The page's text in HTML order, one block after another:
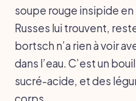
soupe rouge insipide
Russes lui trouvent,
bortsch n’a rien à voir
dans l’eau. C’est un
sucré-acide, et des